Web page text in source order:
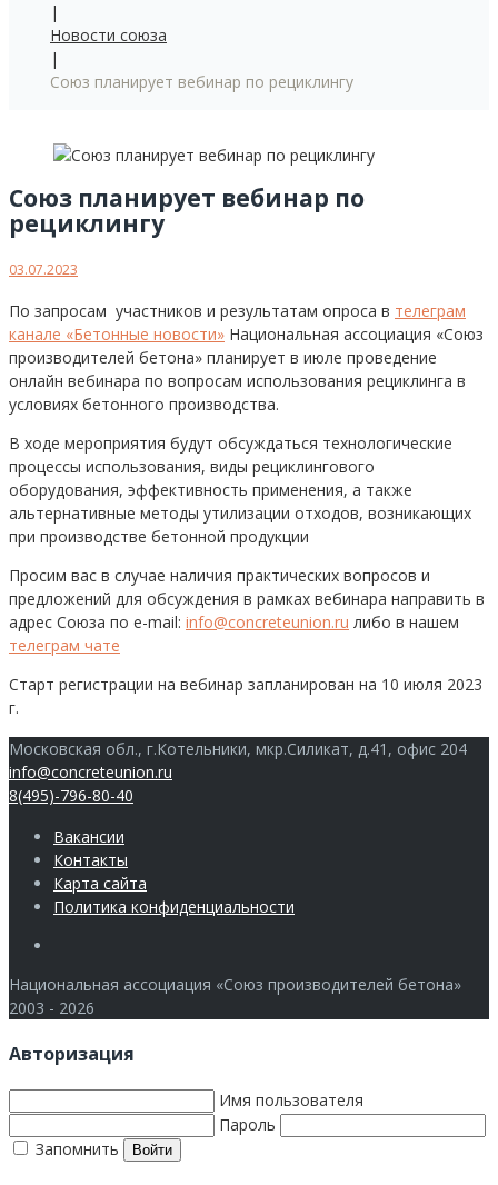
|
Новости союза
|
Союз планирует вебинар по рециклингу
Союз планирует вебинар по
рециклингу
03.07.2023
По запросам участников и результатам опроса в телеграм
канале «Бетонные новости» Национальная ассоциация «Союз
производителей бетона» планирует в июле проведение
онлайн вебинара по вопросам использования рециклинга в
условиях бетонного производства.
В ходе мероприятия будут обсуждаться технологические
процессы использования, виды рециклингового
оборудования, эффективность применения, а также
альтернативные методы утилизации отходов, возникающих
при производстве бетонной продукции
Просим вас в случае наличия практических вопросов и
предложений для обсуждения в рамках вебинара направить в
адрес Союза по e-mail: info@concreteunion.ru либо в нашем
телеграм чате
Старт регистрации на вебинар запланирован на 10 июля 2023
г.
Московская обл., г.Котельники, мкр.Силикат, д.41, офис 204
info@concreteunion.ru
8(495)-796-80-40
Вакансии
Контакты
Карта сайта
Политика конфиденциальности
Национальная ассоциация «Союз производителей бетона»
2003 - 2026
Авторизация
Имя пользователя
Пароль
Запомнить